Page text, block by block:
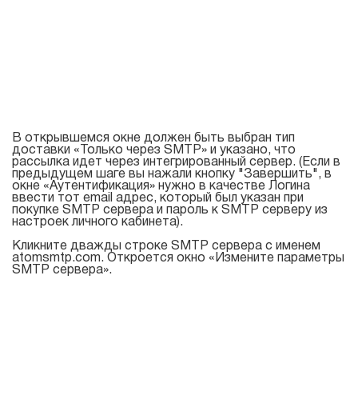
В открывшемся окне должен быть выбран тип
доставки «Только через SMTP» и указано, что
рассылка идет через интегрированный сервер. (Если в
предыдущем шаге вы нажали кнопку "Завершить", в
окне «Аутентификация» нужно в качестве Логина
ввести тот email адрес, который был указан при
покупке SMTP сервера и пароль к SMTP серверу из
настроек личного кабинета).
Кликните дважды строке SMTP сервера c именем
atomsmtp.com. Откроется окно «Измените параметры
SMTP сервера».